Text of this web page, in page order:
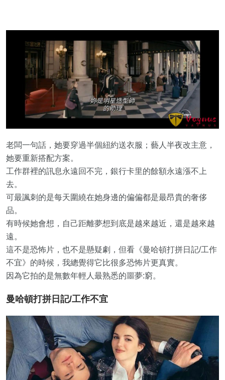
老闆一句話，她要穿過半個紐約送衣服；藝人半夜改主意，
她要重新搭配方案。
工作群裡的訊息永遠回不完，銀行卡里的餘額永遠漲不上
去。
可最諷刺的是每天圍繞在她身邊的偏偏都是最昂貴的奢侈
品。
有時候她會想，自己距離夢想到底是越來越近，還是越來越
遠。
這不是恐怖片，也不是懸疑劇，但看《曼哈頓打拼日記/工作
不宜》的時候，我總覺得它比很多恐怖片更真實。
因為它拍的是無數年輕人最熟悉的噩夢:窮。
曼哈頓打拼日記/工作不宜